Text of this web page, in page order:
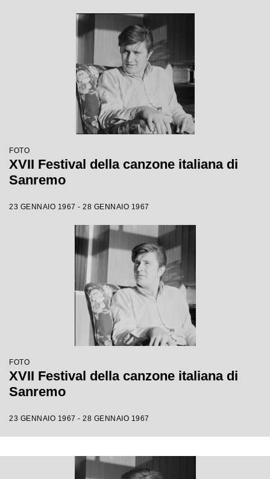
FOTO
XVII Festival della canzone italiana di
Sanremo
23 GENNAIO 1967 - 28 GENNAIO 1967
FOTO
XVII Festival della canzone italiana di
Sanremo
23 GENNAIO 1967 - 28 GENNAIO 1967